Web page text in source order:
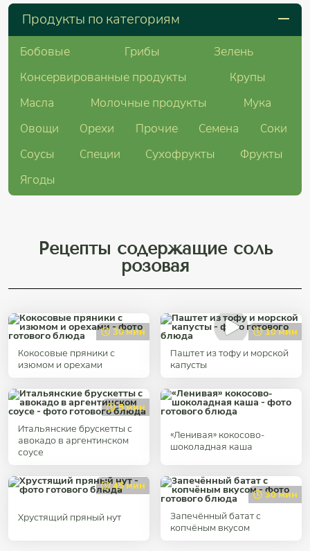
Продукты по категориям
Бобовые Грибы
Зелень
Консервированные продукты
Крупы
Масла
Молочные продукты
Мука
Овощи
Орехи Прочие Семена
Соки
Соусы
Специи Сухофрукты
Фрукты
Ягоды
Рецепты содержащие соль
розовая
30 мин
Кокосовые пряники с
изюмом и орехами
10 мин
Паштет из тофу и морской
капусты
5 мин
Итальянские брускетты с
авокадо в аргентинском
соусе
«Ленивая» кокосово-
шоколадная каша
45 мин
Хрустящий пряный нут
30 мин
Запечённый батат с
копчёным вкусом